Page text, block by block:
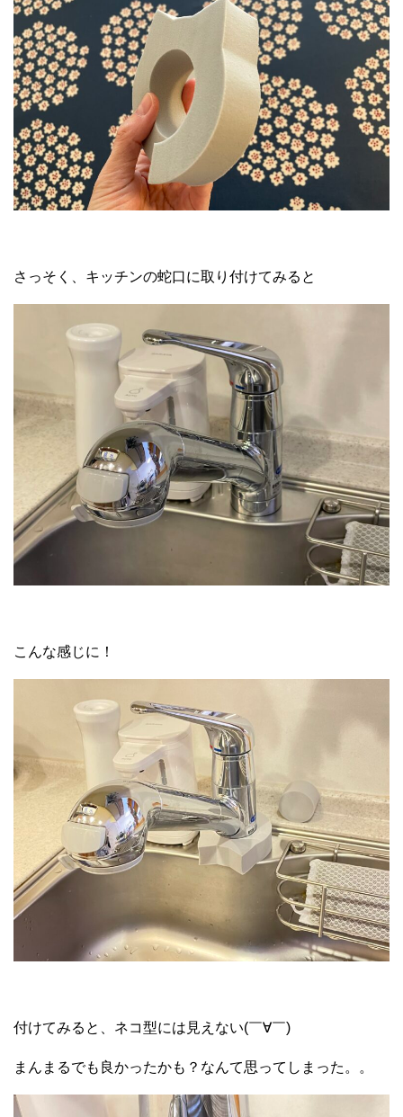
さっそく、キッチンの蛇口に取り付けてみると
こんな感じに！
付けてみると、ネコ型には見えない(￣∀￣)
まんまるでも良かったかも？なんて思ってしまった。。